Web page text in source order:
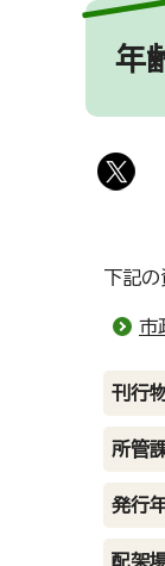
年
下記の
市
刊行
所管
発行
配架